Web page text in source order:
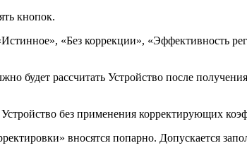
кнопок.
«Без коррекции», «Эффективность
будет рассчитать Устройство после
без применения корректирующих
вносятся попарно. Допускается